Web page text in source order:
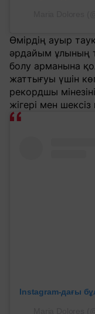
Өмірдің ауыр
әрдайым ұлының
болу арманына
жаттығуы үшін
рекордшы
жігері мен
Instagram-дағы